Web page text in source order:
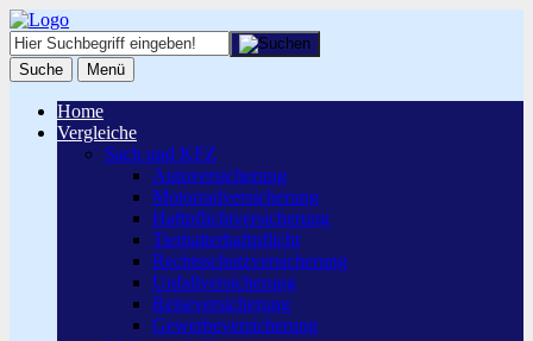
Suche Menü
Home
Vergleiche
Sach und KFZ
Autoversicherung
Motorradversicherung
Haftpflichtversicherung
Tierhalterhaftpflicht
Rechtsschutzversicherung
Unfallversicherung
Reiseversicherung
Gewerbeversicherung